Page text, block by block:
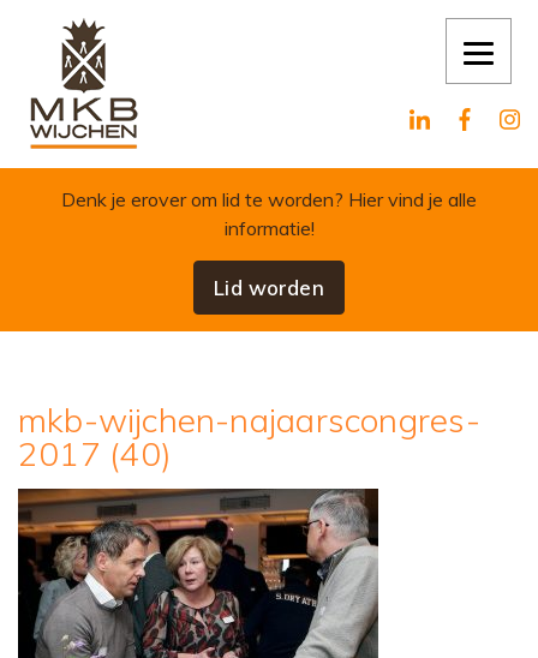
Skip to content
Denk je erover om lid te worden? Hier vind je alle
informatie!
Lid worden
mkb-wijchen-najaarscongres-
2017 (40)